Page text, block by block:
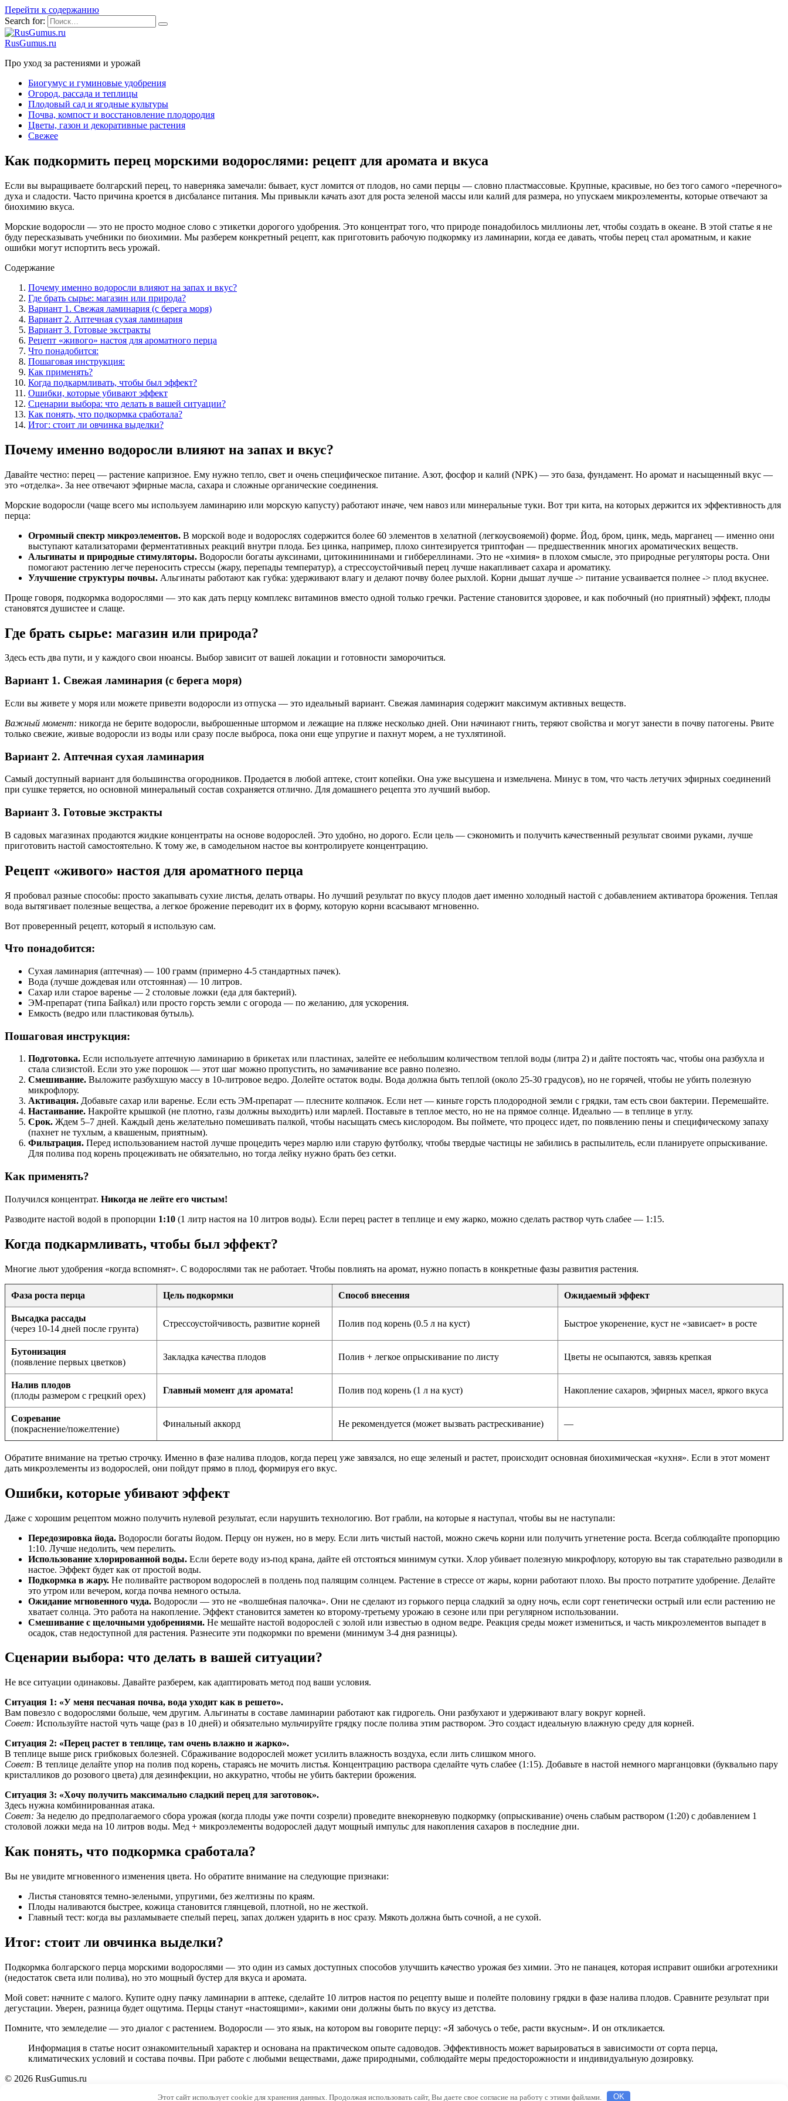
Перейти к содержанию
Search for:
RusGumus.ru
Про уход за растениями и урожай
Биогумус и гуминовые удобрения
Огород, рассада и теплицы
Плодовый сад и ягодные культуры
Почва, компост и восстановление плодородия
Цветы, газон и декоративные растения
Свежее
Как подкормить перец морскими водорослями: рецепт для аромата и вкуса
Если вы выращиваете болгарский перец, то наверняка замечали: бывает, куст ломится от плодов, но сами перцы — словно пластмассовые. Крупные, красивые, но без того самого «перечного»
духа и сладости. Часто причина кроется в дисбалансе питания. Мы привыкли качать азот для роста зеленой массы или калий для размера, но упускаем микроэлементы, которые отвечают за
биохимию вкуса.
Морские водоросли — это не просто модное слово с этикетки дорогого удобрения. Это концентрат того, что природе понадобилось миллионы лет, чтобы создать в океане. В этой статье я не
буду пересказывать учебники по биохимии. Мы разберем конкретный рецепт, как приготовить рабочую подкормку из ламинарии, когда ее давать, чтобы перец стал ароматным, и какие
ошибки могут испортить весь урожай.
Содержание
Почему именно водоросли влияют на запах и вкус?
Где брать сырье: магазин или природа?
Вариант 1. Свежая ламинария (с берега моря)
Вариант 2. Аптечная сухая ламинария
Вариант 3. Готовые экстракты
Рецепт «живого» настоя для ароматного перца
Что понадобится:
Пошаговая инструкция:
Как применять?
Когда подкармливать, чтобы был эффект?
Ошибки, которые убивают эффект
Сценарии выбора: что делать в вашей ситуации?
Как понять, что подкормка сработала?
Итог: стоит ли овчинка выделки?
Почему именно водоросли влияют на запах и вкус?
Давайте честно: перец — растение капризное. Ему нужно тепло, свет и очень специфическое питание. Азот, фосфор и калий (NPK) — это база, фундамент. Но аромат и насыщенный вкус —
это «отделка». За нее отвечают эфирные масла, сахара и сложные органические соединения.
Морские водоросли (чаще всего мы используем ламинарию или морскую капусту) работают иначе, чем навоз или минеральные туки. Вот три кита, на которых держится их эффективность для
перца:
Огромный спектр микроэлементов. В морской воде и водорослях содержится более 60 элементов в хелатной (легкоусвояемой) форме. Йод, бром, цинк, медь, марганец — именно они
выступают катализаторами ферментативных реакций внутри плода. Без цинка, например, плохо синтезируется триптофан — предшественник многих ароматических веществ.
Альгинаты и природные стимуляторы. Водоросли богаты ауксинами, цитокинининами и гиббереллинами. Это не «химия» в плохом смысле, это природные регуляторы роста. Они
помогают растению легче переносить стрессы (жару, перепады температур), а стрессоустойчивый перец лучше накапливает сахара и ароматику.
Улучшение структуры почвы. Альгинаты работают как губка: удерживают влагу и делают почву более рыхлой. Корни дышат лучше -> питание усваивается полнее -> плод вкуснее.
Проще говоря, подкормка водорослями — это как дать перцу комплекс витаминов вместо одной только гречки. Растение становится здоровее, и как побочный (но приятный) эффект, плоды
становятся душистее и слаще.
Где брать сырье: магазин или природа?
Здесь есть два пути, и у каждого свои нюансы. Выбор зависит от вашей локации и готовности заморочиться.
Вариант 1. Свежая ламинария (с берега моря)
Если вы живете у моря или можете привезти водоросли из отпуска — это идеальный вариант. Свежая ламинария содержит максимум активных веществ.
Важный момент: никогда не берите водоросли, выброшенные штормом и лежащие на пляже несколько дней. Они начинают гнить, теряют свойства и могут занести в почву патогены. Рвите
только свежие, живые водоросли из воды или сразу после выброса, пока они еще упругие и пахнут морем, а не тухлятиной.
Вариант 2. Аптечная сухая ламинария
Самый доступный вариант для большинства огородников. Продается в любой аптеке, стоит копейки. Она уже высушена и измельчена. Минус в том, что часть летучих эфирных соединений
при сушке теряется, но основной минеральный состав сохраняется отлично. Для домашнего рецепта это лучший выбор.
Вариант 3. Готовые экстракты
В садовых магазинах продаются жидкие концентраты на основе водорослей. Это удобно, но дорого. Если цель — сэкономить и получить качественный результат своими руками, лучше
приготовить настой самостоятельно. К тому же, в самодельном настое вы контролируете концентрацию.
Рецепт «живого» настоя для ароматного перца
Я пробовал разные способы: просто закапывать сухие листья, делать отвары. Но лучший результат по вкусу плодов дает именно холодный настой с добавлением активатора брожения. Теплая
вода вытягивает полезные вещества, а легкое брожение переводит их в форму, которую корни всасывают мгновенно.
Вот проверенный рецепт, который я использую сам.
Что понадобится:
Сухая ламинария (аптечная) — 100 грамм (примерно 4-5 стандартных пачек).
Вода (лучше дождевая или отстоянная) — 10 литров.
Сахар или старое варенье — 2 столовые ложки (еда для бактерий).
ЭМ-препарат (типа Байкал) или просто горсть земли с огорода — по желанию, для ускорения.
Емкость (ведро или пластиковая бутыль).
Пошаговая инструкция:
Подготовка. Если используете аптечную ламинарию в брикетах или пластинах, залейте ее небольшим количеством теплой воды (литра 2) и дайте постоять час, чтобы она разбухла и
стала слизистой. Если это уже порошок — этот шаг можно пропустить, но замачивание все равно полезно.
Смешивание. Выложите разбухшую массу в 10-литровое ведро. Долейте остаток воды. Вода должна быть теплой (около 25-30 градусов), но не горячей, чтобы не убить полезную
микрофлору.
Активация. Добавьте сахар или варенье. Если есть ЭМ-препарат — плесните колпачок. Если нет — киньте горсть плодородной земли с грядки, там есть свои бактерии. Перемешайте.
Настаивание. Накройте крышкой (не плотно, газы должны выходить) или марлей. Поставьте в теплое место, но не на прямое солнце. Идеально — в теплице в углу.
Срок. Ждем 5–7 дней. Каждый день желательно помешивать палкой, чтобы насыщать смесь кислородом. Вы поймете, что процесс идет, по появлению пены и специфическому запаху
(пахнет не тухлым, а квашеным, приятным).
Фильтрация. Перед использованием настой лучше процедить через марлю или старую футболку, чтобы твердые частицы не забились в распылитель, если планируете опрыскивание.
Для полива под корень процеживать не обязательно, но тогда лейку нужно брать без сетки.
Как применять?
Получился концентрат. Никогда не лейте его чистым!
Разводите настой водой в пропорции 1:10 (1 литр настоя на 10 литров воды). Если перец растет в теплице и ему жарко, можно сделать раствор чуть слабее — 1:15.
Когда подкармливать, чтобы был эффект?
Многие льют удобрения «когда вспомнят». С водорослями так не работает. Чтобы повлиять на аромат, нужно попасть в конкретные фазы развития растения.
Фаза роста перца Цель подкормки Способ внесения Ожидаемый эффект
Высадка рассады
(через 10-14 дней после грунта)
Стрессоустойчивость, развитие корней Полив под корень (0.5 л на куст) Быстрое укоренение, куст не «зависает» в росте
Бутонизация
(появление первых цветков)
Закладка качества плодов Полив + легкое опрыскивание по листу Цветы не осыпаются, завязь крепкая
Налив плодов
(плоды размером с грецкий орех)
Главный момент для аромата! Полив под корень (1 л на куст) Накопление сахаров, эфирных масел, яркого вкуса
Созревание
(покраснение/пожелтение)
Финальный аккорд Не рекомендуется (может вызвать растрескивание) —
Обратите внимание на третью строчку. Именно в фазе налива плодов, когда перец уже завязался, но еще зеленый и растет, происходит основная биохимическая «кухня». Если в этот момент
дать микроэлементы из водорослей, они пойдут прямо в плод, формируя его вкус.
Ошибки, которые убивают эффект
Даже с хорошим рецептом можно получить нулевой результат, если нарушить технологию. Вот грабли, на которые я наступал, чтобы вы не наступали:
Передозировка йода. Водоросли богаты йодом. Перцу он нужен, но в меру. Если лить чистый настой, можно сжечь корни или получить угнетение роста. Всегда соблюдайте пропорцию
1:10. Лучше недолить, чем перелить.
Использование хлорированной воды. Если берете воду из-под крана, дайте ей отстояться минимум сутки. Хлор убивает полезную микрофлору, которую вы так старательно разводили в
настое. Эффект будет как от простой воды.
Подкормка в жару. Не поливайте раствором водорослей в полдень под палящим солнцем. Растение в стрессе от жары, корни работают плохо. Вы просто потратите удобрение. Делайте
это утром или вечером, когда почва немного остыла.
Ожидание мгновенного чуда. Водоросли — это не «волшебная палочка». Они не сделают из горького перца сладкий за одну ночь, если сорт генетически острый или если растению не
хватает солнца. Это работа на накопление. Эффект становится заметен ко второму-третьему урожаю в сезоне или при регулярном использовании.
Смешивание с щелочными удобрениями. Не мешайте настой водорослей с золой или известью в одном ведре. Реакция среды может измениться, и часть микроэлементов выпадет в
осадок, став недоступной для растения. Разнесите эти подкормки по времени (минимум 3-4 дня разницы).
Сценарии выбора: что делать в вашей ситуации?
Не все ситуации одинаковы. Давайте разберем, как адаптировать метод под ваши условия.
Ситуация 1: «У меня песчаная почва, вода уходит как в решето».
Вам повезло с водорослями больше, чем другим. Альгинаты в составе ламинарии работают как гидрогель. Они разбухают и удерживают влагу вокруг корней.
Совет: Используйте настой чуть чаще (раз в 10 дней) и обязательно мульчируйте грядку после полива этим раствором. Это создаст идеальную влажную среду для корней.
Ситуация 2: «Перец растет в теплице, там очень влажно и жарко».
В теплице выше риск грибковых болезней. Сбраживание водорослей может усилить влажность воздуха, если лить слишком много.
Совет: В теплице делайте упор на полив под корень, стараясь не мочить листья. Концентрацию раствора сделайте чуть слабее (1:15). Добавьте в настой немного марганцовки (буквально пару
кристалликов до розового цвета) для дезинфекции, но аккуратно, чтобы не убить бактерии брожения.
Ситуация 3: «Хочу получить максимально сладкий перец для заготовок».
Здесь нужна комбинированная атака.
Совет: За неделю до предполагаемого сбора урожая (когда плоды уже почти созрели) проведите внекорневую подкормку (опрыскивание) очень слабым раствором (1:20) с добавлением 1
столовой ложки меда на 10 литров воды. Мед + микроэлементы водорослей дадут мощный импульс для накопления сахаров в последние дни.
Как понять, что подкормка сработала?
Вы не увидите мгновенного изменения цвета. Но обратите внимание на следующие признаки:
Листья становятся темно-зелеными, упругими, без желтизны по краям.
Плоды наливаются быстрее, кожица становится глянцевой, плотной, но не жесткой.
Главный тест: когда вы разламываете спелый перец, запах должен ударить в нос сразу. Мякоть должна быть сочной, а не сухой.
Итог: стоит ли овчинка выделки?
Подкормка болгарского перца морскими водорослями — это один из самых доступных способов улучшить качество урожая без химии. Это не панацея, которая исправит ошибки агротехники
(недостаток света или полива), но это мощный бустер для вкуса и аромата.
Мой совет: начните с малого. Купите одну пачку ламинарии в аптеке, сделайте 10 литров настоя по рецепту выше и полейте половину грядки в фазе налива плодов. Сравните результат при
дегустации. Уверен, разница будет ощутима. Перцы станут «настоящими», какими они должны быть по вкусу из детства.
Помните, что земледелие — это диалог с растением. Водоросли — это язык, на котором вы говорите перцу: «Я забочусь о тебе, расти вкусным». И он откликается.
Информация в статье носит ознакомительный характер и основана на практическом опыте садоводов. Эффективность может варьироваться в зависимости от сорта перца,
климатических условий и состава почвы. При работе с любыми веществами, даже природными, соблюдайте меры предосторожности и индивидуальную дозировку.
© 2026 RusGumus.ru
Этот сайт использует cookie для хранения данных. Продолжая использовать сайт, Вы даете свое согласие на работу с этими файлами. OK